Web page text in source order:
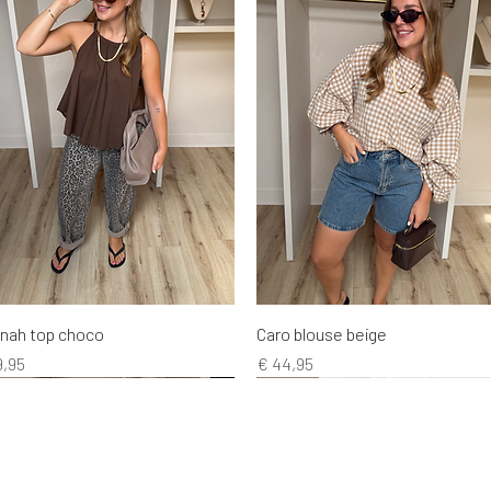
Snel overzicht
top choco
Snel overzicht
Caro blouse beige
Prijs
€ 44,95